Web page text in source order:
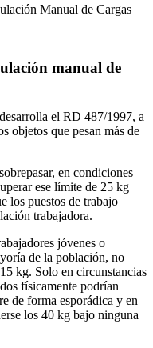
Manual de Cargas
manual de
el RD 487/1997, a
objetos que pesan más de
en condiciones
ese límite de 25 kg
los puestos de trabajo
trabajadora.
jóvenes o
de la población, no
kg. Solo en circunstancias
físicamente podrían
de forma esporádica y en
los 40 kg bajo ninguna